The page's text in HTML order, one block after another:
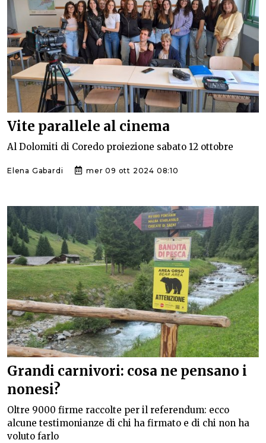
Vite parallele al cinema
Al Dolomiti di Coredo proiezione sabato 12 ottobre
Elena Gabardi mer 09 ott 2024 08:10
Grandi carnivori: cosa ne pensano i
nonesi?
Oltre 9000 firme raccolte per il referendum: ecco
alcune testimonianze di chi ha firmato e di chi non ha
voluto farlo